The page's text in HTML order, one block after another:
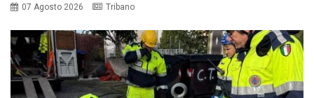
07 Agosto 2026 Tribano